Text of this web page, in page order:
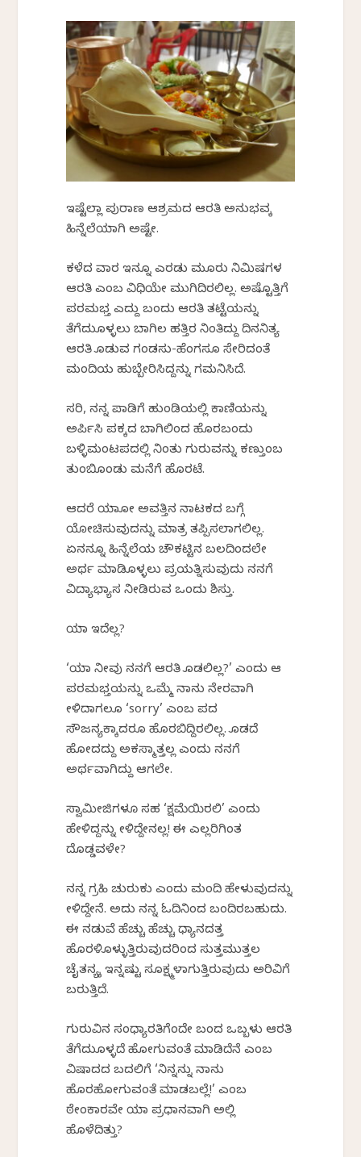
ಇಷ್ಟೆಲ್ಲಾ ಪುರಾಣ ಆಶ್ರಮದ ಆರತಿ ಅನುಭವಕ್ಕೆ
ಹಿನ್ನೆಲೆಯಾಗಿ ಅಷ್ಟೇ.
ಕಳೆದ ವಾರ ಇನ್ನೂ ಎರಡು ಮೂರು ನಿಮಿಷಗಳ
ಆರತಿ ಎಂಬ ವಿಧಿಯೇ ಮುಗಿದಿರಲಿಲ್ಲ. ಅಷ್ಟೊತ್ತಿಗೆ
ಪರಮಭಕ್ತೆ ಎದ್ದು ಬಂದು ಆರತಿ ತಟ್ಟೆಯನ್ನು
ತೆಗೆದುಕೊಳ್ಳಲು ಬಾಗಿಲ ಹತ್ತಿರ ನಿಂತಿದ್ದು ದಿನನಿತ್ಯ
ಆರತಿ ಕೊಡುವ ಗಂಡಸು-ಹೆಂಗಸೂ ಸೇರಿದಂತೆ
ಮಂದಿಯ ಹುಬ್ಬೇರಿಸಿದ್ದನ್ನು ಗಮನಿಸಿದೆ.
ಸರಿ, ನನ್ನ ಪಾಡಿಗೆ ಹುಂಡಿಯಲ್ಲಿ ಕಾಣಿಕೆಯನ್ನು
ಅರ್ಪಿಸಿ ಪಕ್ಕದ ಬಾಗಿಲಿಂದ ಹೊರಬಂದು
ಬಳ್ಳಿಮಂಟಪದಲ್ಲಿ ನಿಂತು ಗುರುವನ್ನು ಕಣ್ತುಂಬ
ತುಂಬಿಕೊಂಡು ಮನೆಗೆ ಹೊರಟೆ.
ಆದರೆ ಯಾಕೋ ಅವತ್ತಿನ ನಾಟಕದ ಬಗ್ಗೆ
ಯೋಚಿಸುವುದನ್ನು ಮಾತ್ರ ತಪ್ಪಿಸಲಾಗಲಿಲ್ಲ.
ಏನನ್ನೂ ಹಿನ್ನೆಲೆಯ ಚೌಕಟ್ಟಿನ ಬಲದಿಂದಲೇ
ಅರ್ಥ ಮಾಡಿಕೊಳ್ಳಲು ಪ್ರಯತ್ನಿಸುವುದು ನನಗೆ
ವಿದ್ಯಾಭ್ಯಾಸ ನೀಡಿರುವ ಒಂದು ಶಿಸ್ತು.
ಯಾಕೆ ಇದೆಲ್ಲ?
‘ಯಾಕೆ ನೀವು ನನಗೆ ಆರತಿ ಕೊಡಲಿಲ್ಲ?’ ಎಂದು ಆ
ಪರಮಭಕ್ತೆಯನ್ನು ಒಮ್ಮೆ ನಾನು ನೇರವಾಗಿ
ಕೇಳಿದಾಗಲೂ ‘sorry’ಎಂಬ ಪದ
ಸೌಜನ್ಯಕ್ಕಾದರೂ ಹೊರಬಿದ್ದಿರಲಿಲ್ಲ. ಕೊಡದೆ
ಹೋದದ್ದು ಅಕಸ್ಮಾತ್ತಲ್ಲ ಎಂದು ನನಗೆ
ಅರ್ಥವಾಗಿದ್ದು ಆಗಲೇ.
ಸ್ವಾಮೀಜಿಗಳೂ ಸಹ ‘ಕ್ಷಮೆಯಿರಲಿ’ ಎಂದು
ಹೇಳಿದ್ದನ್ನು ಕೇಳಿದ್ದೇನಲ್ಲ! ಈಕೆ ಎಲ್ಲರಿಗಿಂತ
ದೊಡ್ಡವಳೇ?
ನನ್ನ ಗ್ರಹಿಕೆ ಚುರುಕು ಎಂದು ಮಂದಿ ಹೇಳುವುದನ್ನು
ಕೇಳಿದ್ದೇನೆ. ಅದು ನನ್ನ ಓದಿನಿಂದ ಬಂದಿರಬಹುದು.
ಈ ನಡುವೆ ಹೆಚ್ಚು ಹೆಚ್ಚು ಧ್ಯಾನದತ್ತ
ಹೊರಳಿಕೊಳ್ಳುತ್ತಿರುವುದರಿಂದ ಸುತ್ತಮುತ್ತಲ
ಚೈತನ್ಯಕ್ಕೆ ಇನ್ನಷ್ಟು ಸೂಕ್ಷ್ಮಳಾಗುತ್ತಿರುವುದು ಅರಿವಿಗೆ
ಬರುತ್ತಿದೆ.
ಗುರುವಿನ ಸಂಧ್ಯಾರತಿಗೆಂದೇ ಬಂದ ಒಬ್ಬಳು ಆರತಿ
ತೆಗೆದುಕೊಳ್ಳದೆ ಹೋಗುವಂತೆ ಮಾಡಿದೆನೆ ಎಂಬ
ವಿಷಾದದ ಬದಲಿಗೆ ‘ನಿನ್ನನ್ನು ನಾನು
ಹೊರಹೋಗುವಂತೆ ಮಾಡಬಲ್ಲೆ!’ ಎಂಬ
ಠೇಂಕಾರವೇ ಯಾಕೆ ಪ್ರಧಾನವಾಗಿ ಅಲ್ಲಿ
ಹೊಳೆದಿತ್ತು?